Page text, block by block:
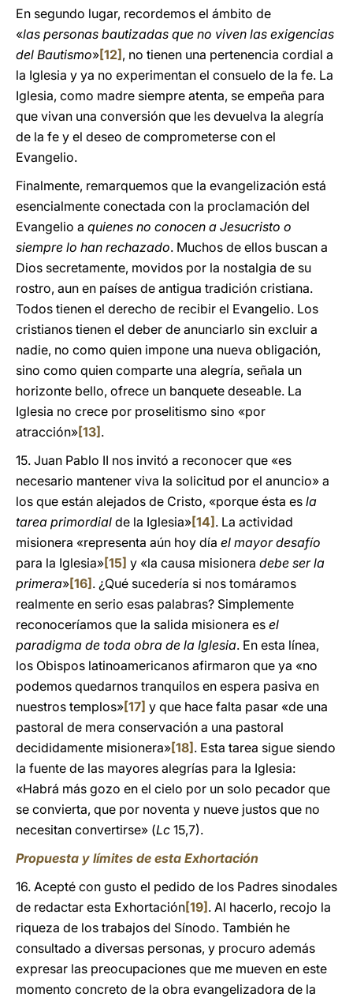
En segundo lugar, recordemos el ámbito de
«las personas bautizadas que no viven las exigencias
del Bautismo»[12] , no tienen una pertenencia cordial a
la Iglesia y ya no experimentan el consuelo de la fe. La
Iglesia, como madre siempre atenta, se empeña para
que vivan una conversión que les devuelva la alegría
de la fe y el deseo de comprometerse con el
Evangelio.
Finalmente, remarquemos que la evangelización está
esencialmente conectada con la proclamación del
Evangelio a quienes no conocen a Jesucristo o
siempre lo han rechazado. Muchos de ellos buscan a
Dios secretamente, movidos por la nostalgia de su
rostro, aun en países de antigua tradición cristiana.
Todos tienen el derecho de recibir el Evangelio. Los
cristianos tienen el deber de anunciarlo sin excluir a
nadie, no como quien impone una nueva obligación,
sino como quien comparte una alegría, señala un
horizonte bello, ofrece un banquete deseable. La
Iglesia no crece por proselitismo sino «por
atracción»[13] .
15. Juan Pablo II nos invitó a reconocer que «es
necesario mantener viva la solicitud por el anuncio» a
los que están alejados de Cristo, «porque ésta es la
tarea primordial de la Iglesia»[14] . La actividad
misionera «representa aún hoy día el mayor desafío
para la Iglesia»[15] y «la causa misionera debe ser la
primera»[16] . ¿Qué sucedería si nos tomáramos
realmente en serio esas palabras? Simplemente
reconoceríamos que la salida misionera es el
paradigma de toda obra de la Iglesia. En esta línea,
los Obispos latinoamericanos afirmaron que ya «no
podemos quedarnos tranquilos en espera pasiva en
nuestros templos»[17] y que hace falta pasar «de una
pastoral de mera conservación a una pastoral
decididamente misionera»[18] . Esta tarea sigue siendo
la fuente de las mayores alegrías para la Iglesia:
«Habrá más gozo en el cielo por un solo pecador que
se convierta, que por noventa y nueve justos que no
necesitan convertirse» (Lc 15,7).
Propuesta y límites de esta Exhortación
16. Acepté con gusto el pedido de los Padres sinodales
de redactar esta Exhortación[19] . Al hacerlo, recojo la
riqueza de los trabajos del Sínodo. También he
consultado a diversas personas, y procuro además
expresar las preocupaciones que me mueven en este
momento concreto de la obra evangelizadora de la